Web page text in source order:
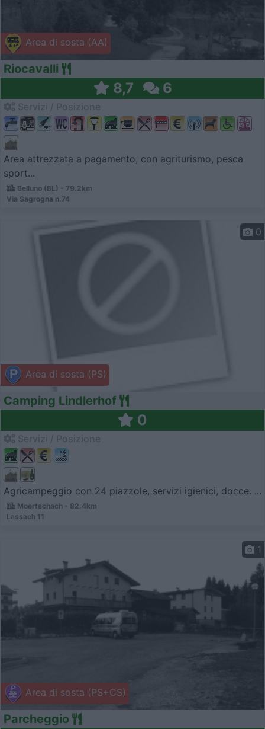
Area di sosta (AA)
Riocavalli
8,7 6
Area attrezzata a pagamento, con agriturismo, pesca
sport...
Belluno (BL) - 79.2km
Via Sagrogna n.74
Area di sosta (PS)
0
Camping Lindlerhof
0
Agricampeggio con 24 piazzole, servizi igienici, docce. ...
Moertschach - 82.4km
Lassach 11
Area di sosta (PS+CS)
1
Parcheggio